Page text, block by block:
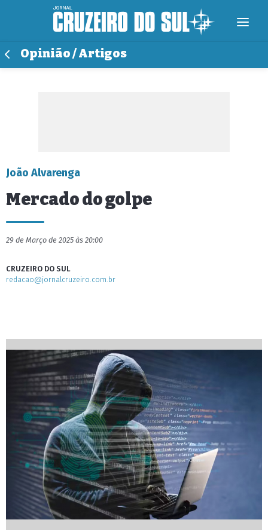
Opinião / Artigos
João Alvarenga
Mercado do golpe
29 de Março de 2025 às 20:00
CRUZEIRO DO SUL
redacao@jornalcruzeiro.com.br